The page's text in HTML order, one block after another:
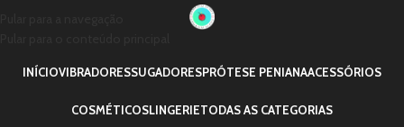
INÍCIOVIBRADORESSUGADORESPRÓTESE PENIANAACESSÓRIOS
COSMÉTICOSLINGERIETODAS AS CATEGORIAS